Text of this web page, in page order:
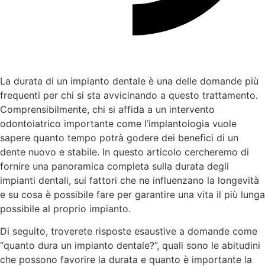
La durata di un impianto dentale è una delle domande più
frequenti per chi si sta avvicinando a questo trattamento.
Comprensibilmente, chi si affida a un intervento
odontoiatrico importante come l’implantologia vuole
sapere quanto tempo potrà godere dei benefici di un
dente nuovo e stabile. In questo articolo cercheremo di
fornire una panoramica completa sulla durata degli
impianti dentali, sui fattori che ne influenzano la longevità
e su cosa è possibile fare per garantire una vita il più lunga
possibile al proprio impianto.
Di seguito, troverete risposte esaustive a domande come
“quanto dura un impianto dentale?”, quali sono le abitudini
che possono favorire la durata e quanto è importante la